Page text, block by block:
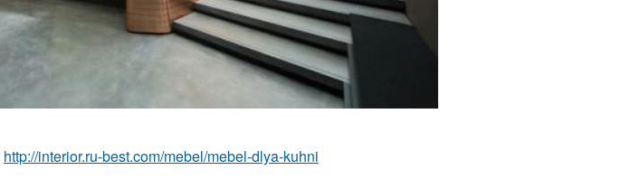
http://interior.ru-best.com/mebel/mebel-dlya-kuhni